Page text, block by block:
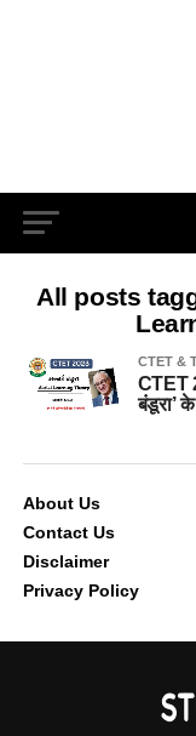
All posts
CTET &
CTET
बंडूरा’
About Us
Contact Us
Disclaimer
Privacy Policy